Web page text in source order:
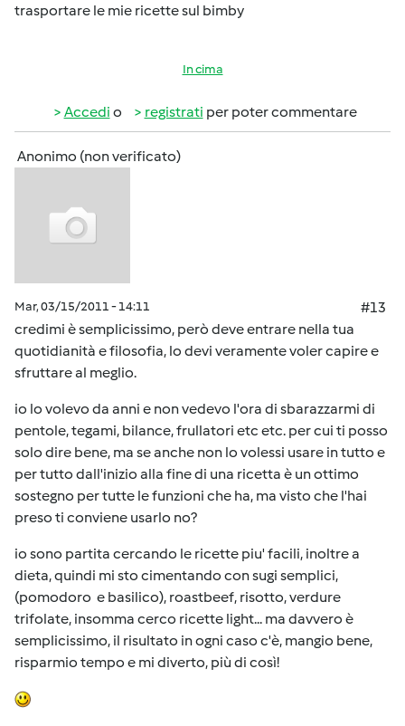
trasportare le mie ricette sul bimby
In cima
Accedi o registrati per poter commentare
Anonimo (non verificato)
Mar, 03/15/2011 - 14:11
#13
credimi è semplicissimo, però deve entrare nella tua
quotidianità e filosofia, lo devi veramente voler capire e
sfruttare al meglio.
io lo volevo da anni e non vedevo l'ora di sbarazzarmi di
pentole, tegami, bilance, frullatori etc etc. per cui ti posso
solo dire bene, ma se anche non lo volessi usare in tutto e
per tutto dall'inizio alla fine di una ricetta è un ottimo
sostegno per tutte le funzioni che ha, ma visto che l'hai
preso ti conviene usarlo no?
io sono partita cercando le ricette piu' facili, inoltre a
dieta, quindi mi sto cimentando con sugi semplici,
(pomodoro e basilico), roastbeef, risotto, verdure
trifolate, insomma cerco ricette light... ma davvero è
semplicissimo, il risultato in ogni caso c'è, mangio bene,
risparmio tempo e mi diverto, più di così!